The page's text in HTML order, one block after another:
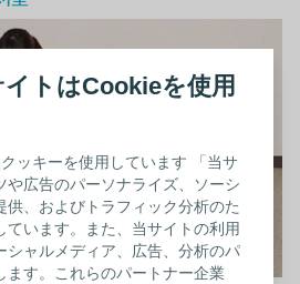
トはCookieを使用
ッキーを使用しています 「当サ
や広告のパーソナライズ、ソーシ
供、およびトラフィック分析のた
ています。また、当サイトの利用
シャルメディア、広告、分析のパ
ます。これらのパートナー企業